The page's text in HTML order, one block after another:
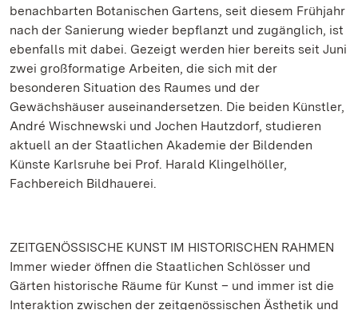
benachbarten Botanischen Gartens, seit diesem Frühjahr
nach der Sanierung wieder bepflanzt und zugänglich, ist
ebenfalls mit dabei. Gezeigt werden hier bereits seit Juni
zwei großformatige Arbeiten, die sich mit der
besonderen Situation des Raumes und der
Gewächshäuser auseinandersetzen. Die beiden Künstler,
André Wischnewski und Jochen Hautzdorf, studieren
aktuell an der Staatlichen Akademie der Bildenden
Künste Karlsruhe bei Prof. Harald Klingelhöller,
Fachbereich Bildhauerei.
ZEITGENÖSSISCHE KUNST IM HISTORISCHEN RAHMEN
Immer wieder öffnen die Staatlichen Schlösser und
Gärten historische Räume für Kunst – und immer ist die
Interaktion zwischen der zeitgenössischen Ästhetik und